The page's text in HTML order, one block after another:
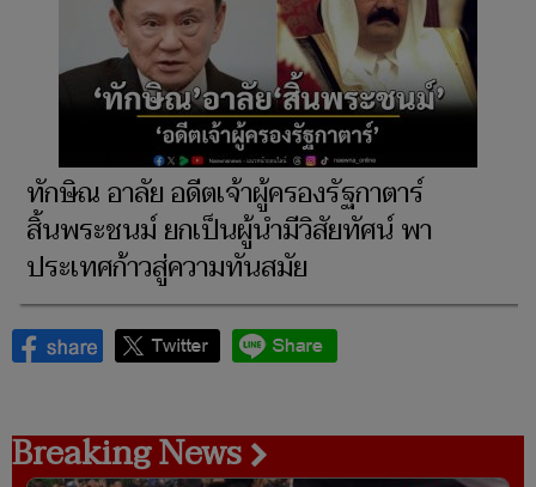
ทักษิณ อาลัย อดีตเจ้าผู้ครองรัฐกาตาร์
สิ้นพระชนม์ ยกเป็นผู้นำมีวิสัยทัศน์ พา
ประเทศก้าวสู่ความทันสมัย
Breaking News